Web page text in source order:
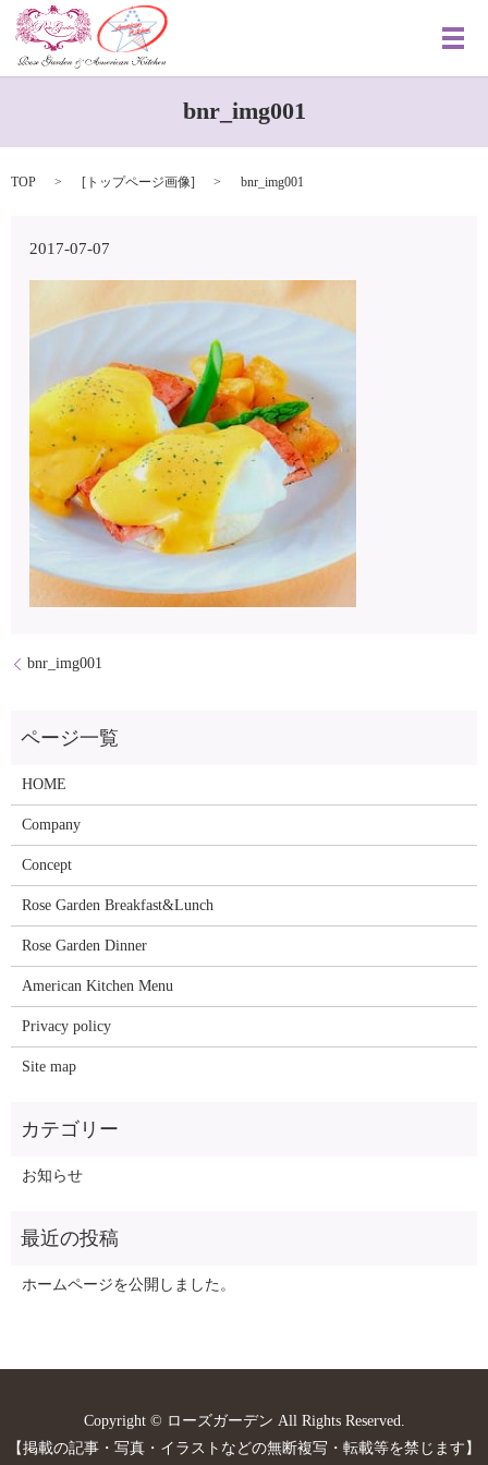
メ
bnr_img001
TOP [ トップページ画像] bnr_img001
2017-07-07
bnr_img001
HOME
Company
Concept
Rose Garden Breakfast&Lunch
Rose Garden Dinner
American Kitchen Menu
Privacy policy
Site map
お知らせ
ホームページを公開しました。
Copyright © ローズガーデン All Rights Reserved.
【掲載の記事・写真・イラストなどの無断複写・転載等を禁じます】